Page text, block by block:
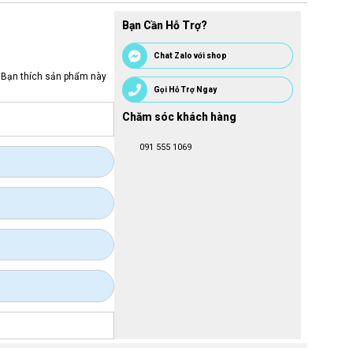
Bạn thích sản phẩm này
Bạn Cần Hỗ Trợ?
Chat Zalo với shop
Gọi Hỗ Trợ Ngay
Chăm sóc khách hàng
091 555 1069